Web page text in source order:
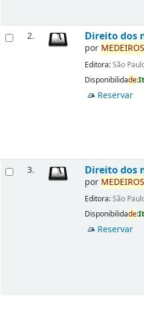
2. Direito dos
por MEDEIROS
Editora:São
Disponibilidade:
Reservar
3. Direito dos
por MEDEIROS
Editora:São
Disponibilidade:
Reservar